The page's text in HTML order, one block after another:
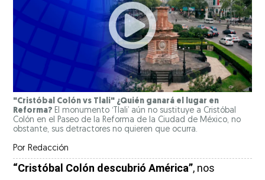
"Cristóbal Colón vs Tlali" ¿Quién ganará el lugar en
Reforma? El monumento ‘Tlali’ aún no sustituye a Cristóbal
Colón en el Paseo de la Reforma de la Ciudad de México, no
obstante, sus detractores no quieren que ocurra.
Por Redacción
“Cristóbal Colón descubrió América”, nos